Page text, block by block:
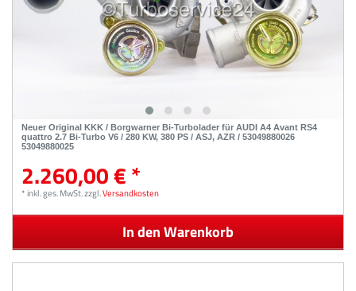
Neuer Original KKK / Borgwarner Bi-Turbolader für AUDI A4 Avant RS4
quattro 2.7 Bi-Turbo V6 / 280 KW, 380 PS / ASJ, AZR / 53049880026
53049880025
2.260,00 € *
*inkl. ges. MwSt.zzgl.Versandkosten
In den Warenkorb